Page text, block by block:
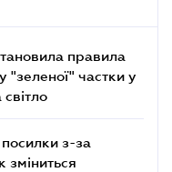
правила
"зеленої" частки у
з-за
зміниться